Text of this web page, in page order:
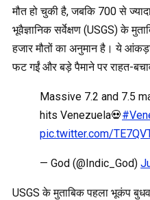
मौत हो चुकी है, जबकि 700 से
भूवैज्ञानिक सर्वेक्षण (USGS) के
हजार मौतों का अनुमान है। ये
फट गईं और बड़े पैमाने पर राहत-
Massive 7.2 and 7.5
hits Venezuela💀
pic.twitter.com/
— God (@Indic_God)
USGS के मुताबिक पहला भूकंप